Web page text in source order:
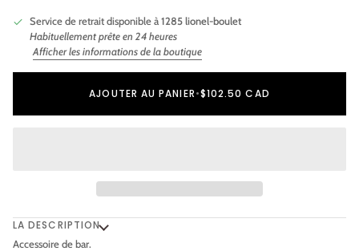
Service de retrait disponible à1285 lionel-boulet
Habituellement prête en 24 heures
Afficher les informations de la boutique
AJOUTER AU PANIER•$102.50 CAD
LA DESCRIPTION
Accessoire de bar.